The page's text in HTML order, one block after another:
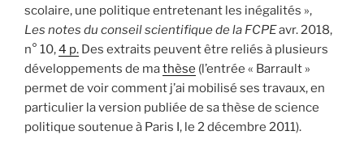
scolaire, une politique entretenant les inégalités »,
Les notes du conseil scientifique de la FCPEavr. 2018,
n° 10,4 p. Des extraits peuvent être reliés à plusieurs
développements de mathèse (l’entrée « Barrault »
permet de voir comment j’ai mobilisé ses travaux, en
particulier la version publiée de sa thèse de science
politique soutenue à Paris I, le 2 décembre 2011).